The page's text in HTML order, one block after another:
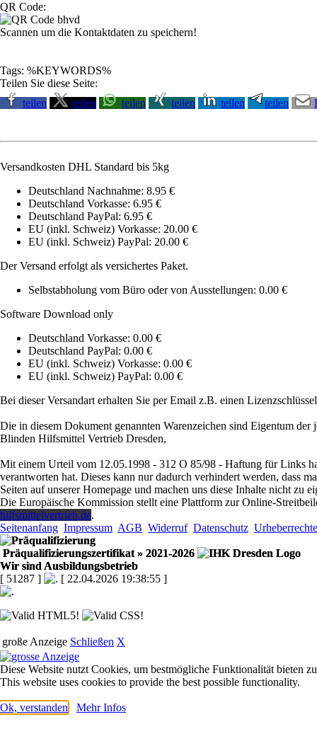
QR Code:
Scannen um die Kontaktdaten zu speichern!
Tags: %KEYWORDS%
Teilen Sie diese Seite:
teilen
teilen teilen teilen teilen teilen
Versandkosten DHL Standard bis 5kg
Deutschland Nachnahme: 8.95 €
Deutschland Vorkasse: 6.95 €
Deutschland PayPal: 6.95 €
EU (inkl. Schweiz) Vorkasse: 20.00 €
EU (inkl. Schweiz) PayPal: 20.00 €
Der Versand erfolgt als versichertes Paket.
Selbstabholung vom Büro oder von Ausstellungen: 0.00 €
Software Download only
Deutschland Vorkasse: 0.00 €
Deutschland PayPal: 0.00 €
EU (inkl. Schweiz) Vorkasse: 0.00 €
EU (inkl. Schweiz) PayPal: 0.00 €
Bei dieser Versandart erhalten Sie per Email z.B. einen
Die in diesem Dokument genannten Warenzeichen sind Eigentum
Blinden Hilfsmittel Vertrieb Dresden,
Mit einem Urteil vom 12.05.1998 - 312 O 85/98 - Haftung für Links
verantworten hat. Dieses kann nur dadurch verhindert werden, dass
Seiten auf unserer Homepage und machen uns diese Inhalte nicht
Die Europäische Kommission stellt eine Plattform zur Online-
hilfsmittelvertrieb.de.
Seitenanfang Impressum AGB Widerruf Datenschutz Urheberrechte
Präqualifizierungszertifikat » 2021-2026
Wir sind Ausbildungsbetrieb
[ 51287 ]
[ 22.04.2026 19:38:55 ]
große Anzeige Schließen X
Diese Website nutzt Cookies, um bestmögliche Funktionalität bieten
This website uses cookies to provide the best possible functionality.
Ok, verstanden Mehr Infos